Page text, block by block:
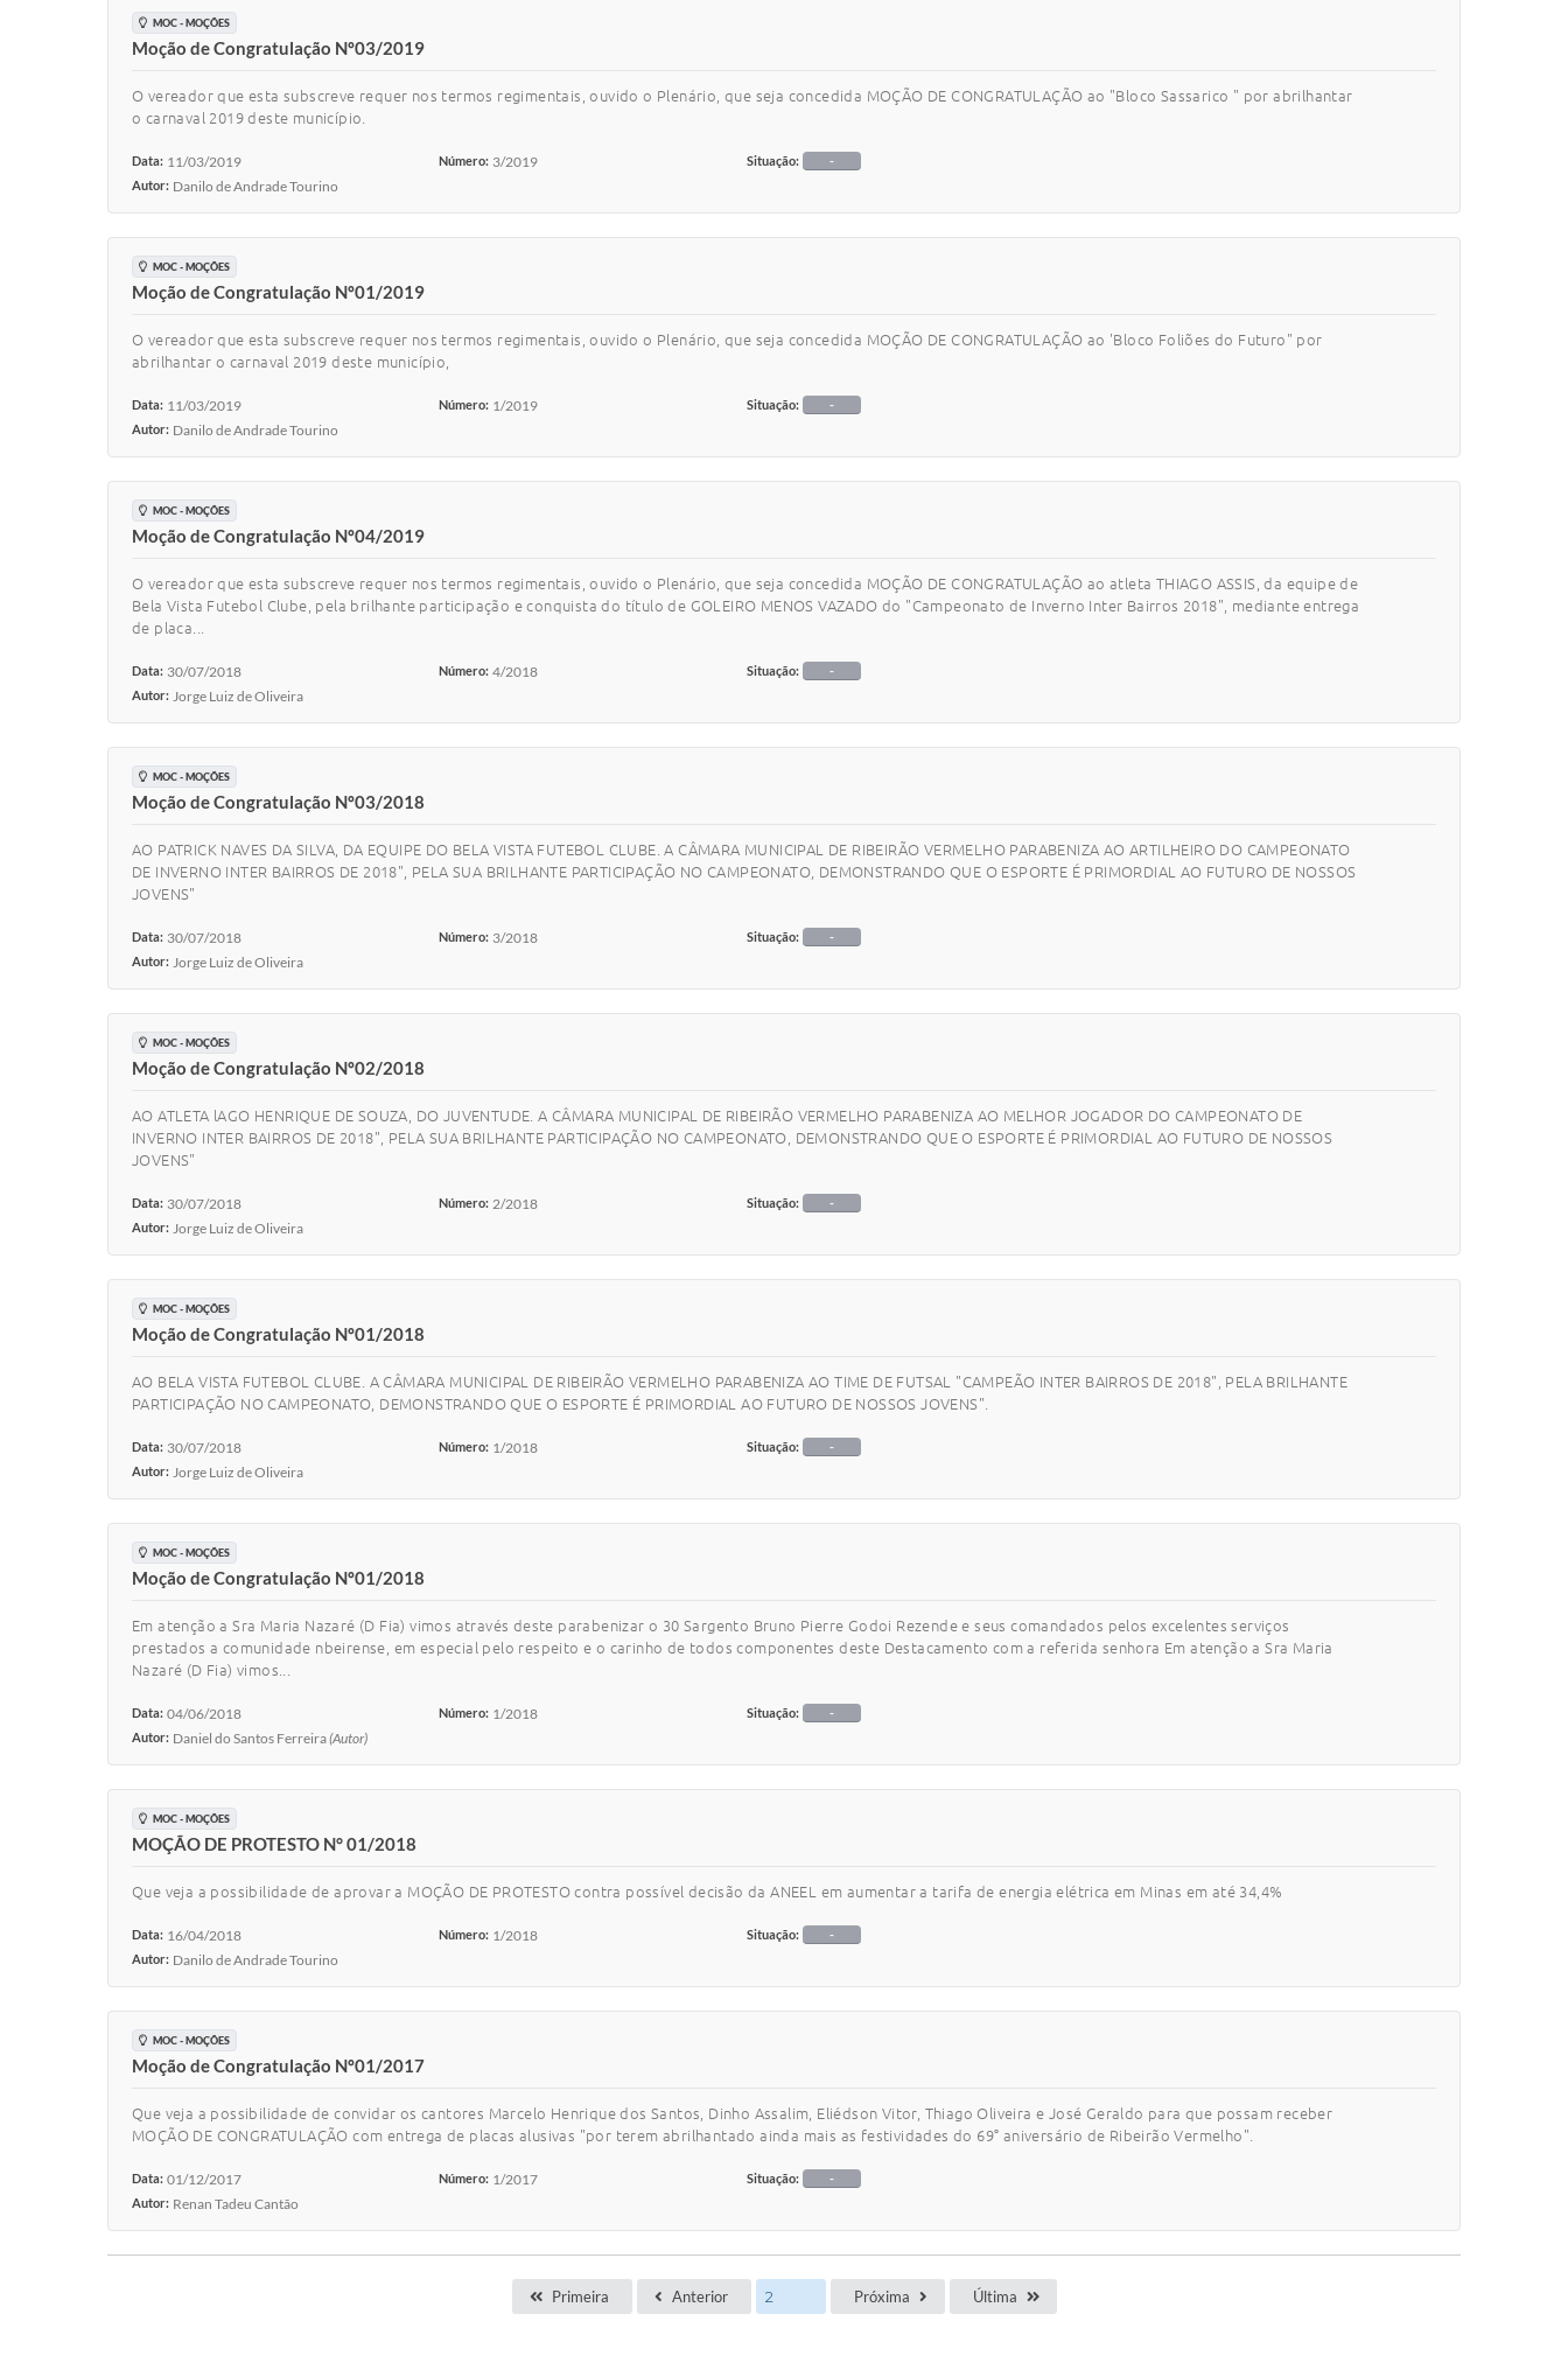
MOC - MOÇÕES
Moção de Congratulação Nº03/2019
O vereador que esta subscreve requer nos termos regimentais, ouvido o Plenário, que seja concedida MOÇÃO DE CONGRATULAÇÃO ao "Bloco Sassarico " por abrilhantar
o carnaval 2019 deste município.
Data: 11/03/2019 Número: 3/2019 Situação:
-
Autor: Danilo de Andrade Tourino
MOC - MOÇÕES
Moção de Congratulação Nº01/2019
O vereador que esta subscreve requer nos termos regimentais, ouvido o Plenário, que seja concedida MOÇÃO DE CONGRATULAÇÃO ao 'Bloco Foliões do Futuro" por
abrilhantar o carnaval 2019 deste município,
Data: 11/03/2019 Número: 1/2019 Situação:
-
Autor: Danilo de Andrade Tourino
MOC - MOÇÕES
Moção de Congratulação Nº04/2019
O vereador que esta subscreve requer nos termos regimentais, ouvido o Plenário, que seja concedida MOÇÃO DE CONGRATULAÇÃO ao atleta THIAGO ASSIS, da equipe de
Bela Vista Futebol Clube, pela brilhante participação e conquista do título de GOLEIRO MENOS VAZADO do "Campeonato de Inverno Inter Bairros 2018", mediante entrega
de placa...
Data: 30/07/2018 Número: 4/2018 Situação:
-
Autor: Jorge Luiz de Oliveira
MOC - MOÇÕES
Moção de Congratulação Nº03/2018
AO PATRICK NAVES DA SILVA, DA EQUIPE DO BELA VISTA FUTEBOL CLUBE. A CÂMARA MUNICIPAL DE RIBEIRÃO VERMELHO PARABENIZA AO ARTILHEIRO DO CAMPEONATO
DE INVERNO INTER BAIRROS DE 2018", PELA SUA BRILHANTE PARTICIPAÇÃO NO CAMPEONATO, DEMONSTRANDO QUE O ESPORTE É PRIMORDIAL AO FUTURO DE NOSSOS
JOVENS"
Data: 30/07/2018 Número: 3/2018 Situação:
-
Autor: Jorge Luiz de Oliveira
MOC - MOÇÕES
Moção de Congratulação Nº02/2018
AO ATLETA lAGO HENRIQUE DE SOUZA, DO JUVENTUDE. A CÂMARA MUNICIPAL DE RIBEIRÃO VERMELHO PARABENIZA AO MELHOR JOGADOR DO CAMPEONATO DE
INVERNO INTER BAIRROS DE 2018", PELA SUA BRILHANTE PARTICIPAÇÃO NO CAMPEONATO, DEMONSTRANDO QUE O ESPORTE É PRIMORDIAL AO FUTURO DE NOSSOS
JOVENS"
Data: 30/07/2018 Número: 2/2018 Situação:
-
Autor: Jorge Luiz de Oliveira
MOC - MOÇÕES
Moção de Congratulação Nº01/2018
AO BELA VISTA FUTEBOL CLUBE. A CÂMARA MUNICIPAL DE RIBEIRÃO VERMELHO PARABENIZA AO TIME DE FUTSAL "CAMPEÃO INTER BAIRROS DE 2018", PELA BRILHANTE
PARTICIPAÇÃO NO CAMPEONATO, DEMONSTRANDO QUE O ESPORTE É PRIMORDIAL AO FUTURO DE NOSSOS JOVENS".
Data: 30/07/2018 Número: 1/2018 Situação:
-
Autor: Jorge Luiz de Oliveira
MOC - MOÇÕES
Moção de Congratulação Nº01/2018
Em atenção a Sra Maria Nazaré (D Fia) vimos através deste parabenizar o 30 Sargento Bruno Pierre Godoi Rezende e seus comandados pelos excelentes serviços
prestados a comunidade nbeirense, em especial pelo respeito e o carinho de todos componentes deste Destacamento com a referida senhora Em atenção a Sra Maria
Nazaré (D Fia) vimos...
Data: 04/06/2018 Número: 1/2018 Situação:
-
Autor: Daniel do Santos Ferreira(Autor)
MOC - MOÇÕES
MOÇÃO DE PROTESTO N° 01/2018
Que veja a possibilidade de aprovar a MOÇÃO DE PROTESTO contra possível decisão da ANEEL em aumentar a tarifa de energia elétrica em Minas em até 34,4%
Data: 16/04/2018 Número: 1/2018 Situação:
-
Autor: Danilo de Andrade Tourino
MOC - MOÇÕES
Moção de Congratulação Nº01/2017
Que veja a possibilidade de convidar os cantores Marcelo Henrique dos Santos, Dinho Assalim, Eliédson Vitor, Thiago Oliveira e José Geraldo para que possam receber
MOÇÃO DE CONGRATULAÇÃO com entrega de placas alusivas "por terem abrilhantado ainda mais as festividades do 69° aniversário de Ribeirão Vermelho".
Data: 01/12/2017 Número: 1/2017 Situação:
-
Autor: Renan Tadeu Cantão
Primeira Anterior Próxima Última